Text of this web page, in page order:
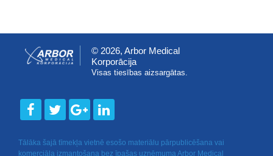
© 2026, Arbor Medical
Korporācija
Visas tiesības aizsargātas.
Tālāka šajā tīmekļa vietnē esošo materiālu pārpublicēšana vai
komerciāla izmantošana bez īpašas uzņēmuma Arbor Medical